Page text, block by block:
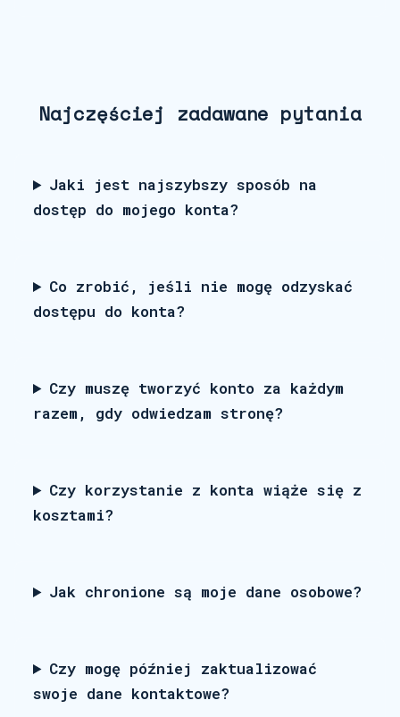
Najczęściej zadawane pytania
Jaki jest najszybszy sposób na
dostęp do mojego konta?
Co zrobić, jeśli nie mogę odzyskać
dostępu do konta?
Czy muszę tworzyć konto za każdym
razem, gdy odwiedzam stronę?
Czy korzystanie z konta wiąże się z
kosztami?
Jak chronione są moje dane osobowe?
Czy mogę później zaktualizować
swoje dane kontaktowe?